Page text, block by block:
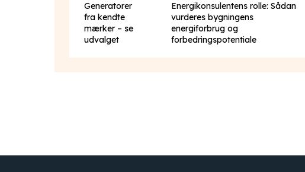
Generatorer
fra kendte
mærker – se
udvalget
Energikonsulentens rolle: Sådan
vurderes bygningens
energiforbrug og
forbedringspotentiale